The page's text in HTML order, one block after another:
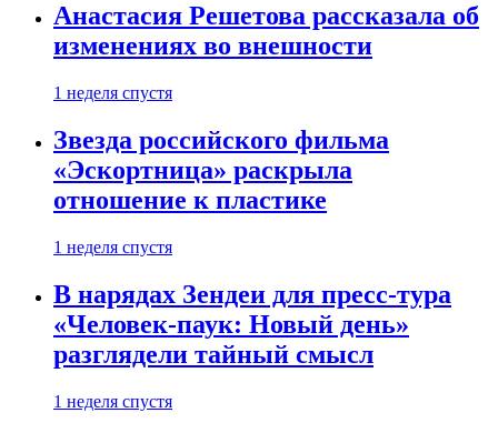
Анастасия Решетова рассказала об
изменениях во внешности
1 неделя спустя
Звезда российского фильма
«Эскортница» раскрыла
отношение к пластике
1 неделя спустя
В нарядах Зендеи для пресс-тура
«Человек-паук: Новый день»
разглядели тайный смысл
1 неделя спустя